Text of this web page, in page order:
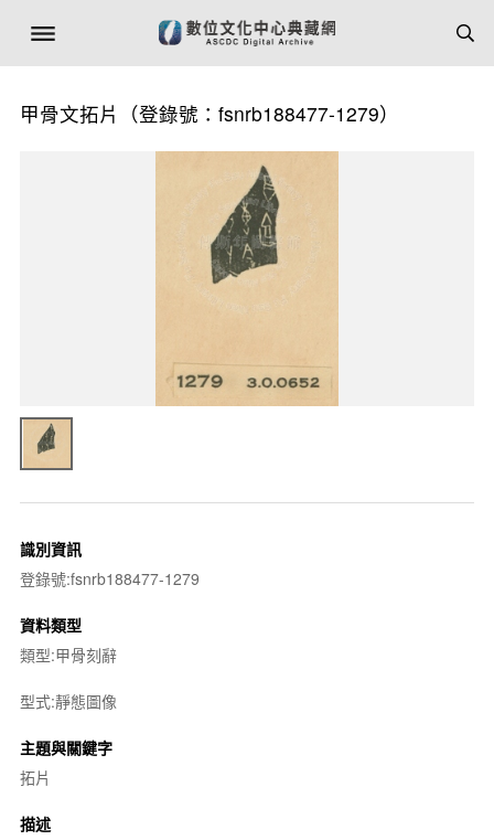
甲骨文拓片（登錄號：fsnrb188477-1279）
識別資訊
登錄號:fsnrb188477-1279
資料類型
類型:甲骨刻辭
型式:靜態圖像
主題與關鍵字
拓片
描述